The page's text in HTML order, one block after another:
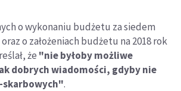
o wykonaniu budżetu za siedem
o założeniach budżetu na 2018 rok
że "nie byłoby możliwe
dobrych wiadomości, gdyby nie
skarbowych".